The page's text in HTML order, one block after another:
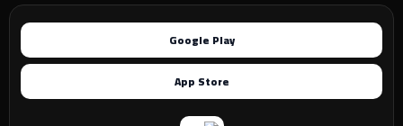
Google Play
App Store